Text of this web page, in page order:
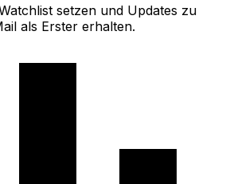
setzen und Updates zu
als Erster erhalten.